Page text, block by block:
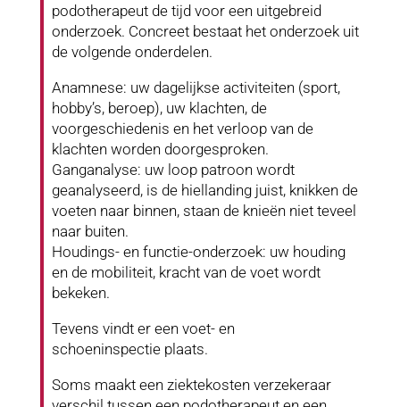
podotherapeut de tijd voor een uitgebreid
onderzoek. Concreet bestaat het onderzoek uit
de volgende onderdelen.
Anamnese: uw dagelijkse activiteiten (sport,
hobby’s, beroep), uw klachten, de
voorgeschiedenis en het verloop van de
klachten worden doorgesproken.
Ganganalyse: uw loop patroon wordt
geanalyseerd, is de hiellanding juist, knikken de
voeten naar binnen, staan de knieën niet teveel
naar buiten.
Houdings- en functie-onderzoek: uw houding
en de mobiliteit, kracht van de voet wordt
bekeken.
Tevens vindt er een voet- en
schoeninspectie plaats.
Soms maakt een ziektekosten verzekeraar